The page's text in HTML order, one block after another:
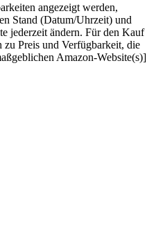
angezeigt werden,
Stand (Datum/Uhrzeit) und
jederzeit ändern. Für den Kauf
zu Preis und Verfügbarkeit, die
Amazon-Website(s)]